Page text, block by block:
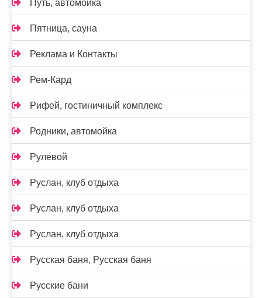
Путь, автомойка
Пятница, сауна
Реклама и Контакты
Рем-Кард
Рифей, гостиничный комплекс
Родники, автомойка
Рулевой
Руслан, клуб отдыха
Руслан, клуб отдыха
Руслан, клуб отдыха
Русская баня, Русская баня
Русские бани